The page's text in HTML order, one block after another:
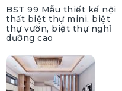
BST 99 Mẫu thiết kế nội
thất biệt thự mini, biệt
thự vườn, biệt thự nghỉ
dưỡng cao